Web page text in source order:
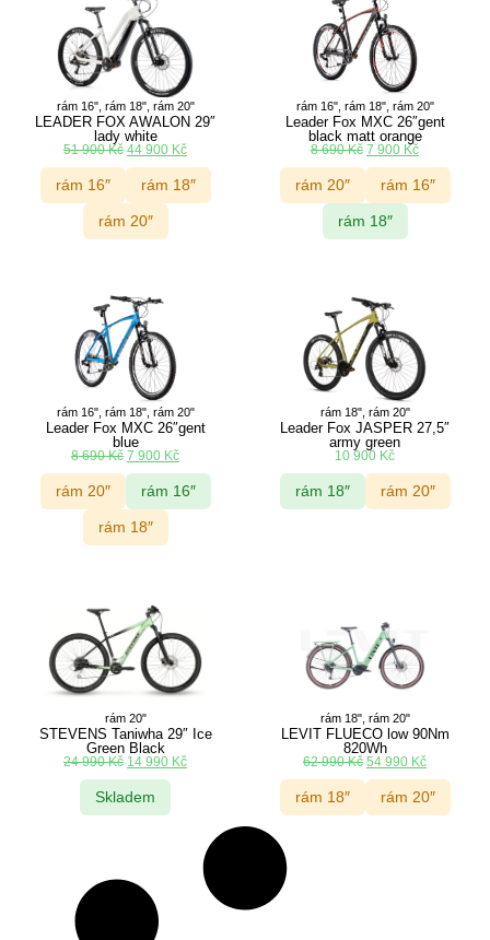
rám 16", rám 18", rám 20"
LEADER FOX AWALON 29″
lady white
51 900Kč 44 900 Kč
rám 16″ rám 18″
rám 20″
rám 16", rám 18", rám 20"
Leader Fox MXC 26″gent
black matt orange
8 690Kč 7 900 Kč
rám 20″ rám 16″
rám 18″
rám 16", rám 18", rám 20"
Leader Fox MXC 26″gent
blue
8 690Kč 7 900 Kč
rám 20″ rám 16″
rám 18″
rám 18", rám 20"
Leader Fox JASPER 27,5″
army green
10 900 Kč
rám 18″ rám 20″
rám 20"
STEVENS Taniwha 29″ Ice
Green Black
24 990Kč 14 990 Kč
Skladem
rám 18", rám 20"
LEVIT FLUECO low 90Nm
820Wh
62 990Kč 54 990 Kč
rám 18″ rám 20″